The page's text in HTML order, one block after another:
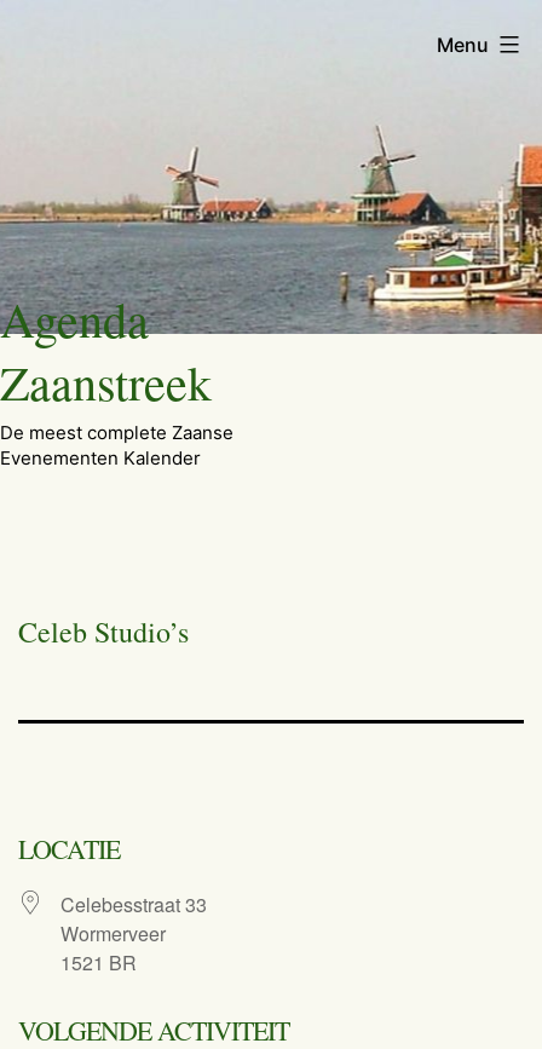
Ga
naar
de
inhoud
Agenda
Zaanstreek
De meest complete Zaanse
Evenementen Kalender
Menu
Celeb Studio’s
LOCATIE
Celebesstraat 33
Wormerveer
1521 BR
VOLGENDE ACTIVITEIT